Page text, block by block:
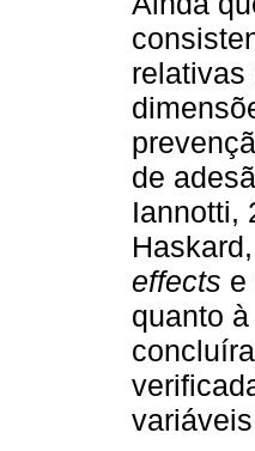
relativas
de
Iannotti,
effects e
quanto